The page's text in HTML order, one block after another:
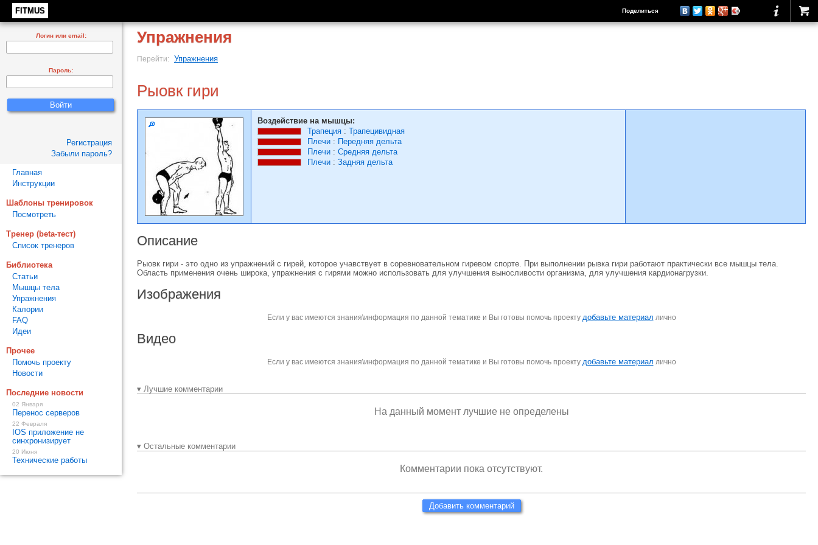
FITMUS Поделиться
Упражнения
Перейти: Упражнения
Рыовк гири
Воздействие на мышцы:
Трапеция : Трапецивидная
Плечи : Передняя дельта
Плечи : Средняя дельта
Плечи : Задняя дельта
Описание
Рыовк гири - это одно из упражнений с гирей, которое учавствует в соревновательном гиревом спорте. При выполнении рывка гири работают практически все мышцы тела.
Область применения очень широка, упражнения с гирями можно использовать для улучшения выносливости организма, для улучшения кардионагрузки.
Изображения
Если у вас имеются знания\информация по данной тематике и Вы готовы помочь проекту добавьте материал лично
Видео
Если у вас имеются знания\информация по данной тематике и Вы готовы помочь проекту добавьте материал лично
▾ Лучшие комментарии
На данный момент лучшие не определены
▾ Остальные комментарии
Комментарии пока отсутствуют.
Добавить комментарий
Логин или email:
Пароль:
Регистрация
Забыли пароль?
Главная
Инструкции
Шаблоны тренировок
Посмотреть
Тренер (beta-тест)
Список тренеров
Библиотека
Статьи
Мышцы тела
Упражнения
Калории
FAQ
Идеи
Прочее
Помочь проекту
Новости
Последние новости
02 Января
Перенос серверов
22 Февраля
IOS приложение не
синхронизирует
20 Июня
Технические работы